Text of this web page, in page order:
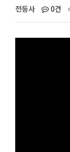
전등사 0건